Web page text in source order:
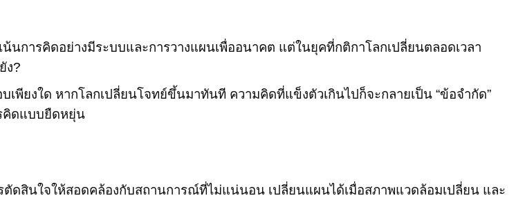
นการคิดอย่างมีระบบและการวางแผนเพื่ออนาคต แต่ในยุคที่กติกาโลกเปลี่ยนตลอดเวลา
ง?
พียงใด หากโลกเปลี่ยนโจทย์ขึ้นมาทันที ความคิดที่แข็งตัวเกินไปก็จะกลายเป็น “ข้อจำกัด”
คิดแบบยืดหยุ่น
ดสินใจให้สอดคล้องกับสถานการณ์ที่ไม่แน่นอน เปลี่ยนแผนได้เมื่อสภาพแวดล้อมเปลี่ยน และ